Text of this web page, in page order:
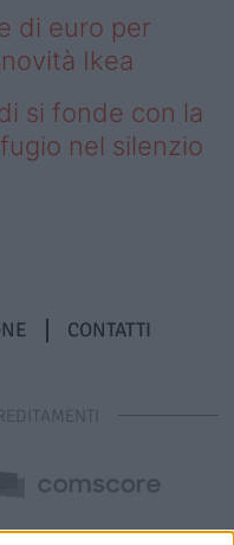
di euro per
Ikea
si fonde con la
nel silenzio
CONTATTI